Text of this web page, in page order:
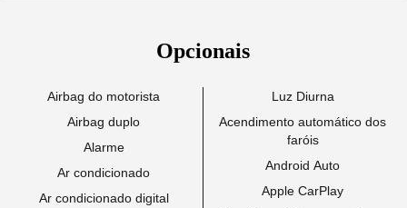
Opcionais
Airbag do motorista
Airbag duplo
Alarme
Ar condicionado
Ar condicionado digital
Luz Diurna
Acendimento automático dos
faróis
Android Auto
Apple CarPlay